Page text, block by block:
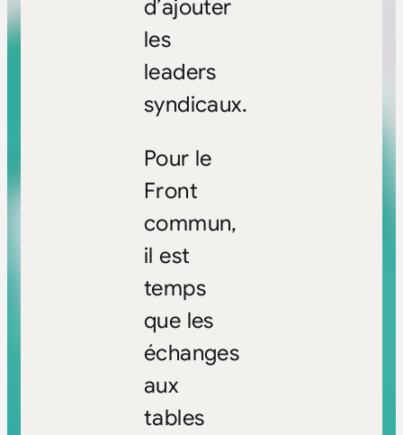
d’ajouter
les
leaders
syndicaux.
Pour le
Front
commun,
il est
temps
que les
échanges
aux
tables